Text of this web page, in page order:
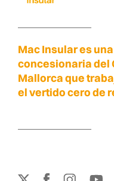
Mac Insular es
concesionaria del
Mallorca que
el vertido cero de